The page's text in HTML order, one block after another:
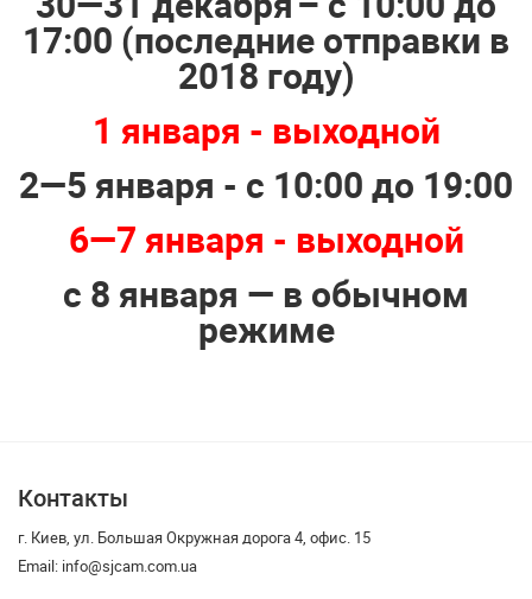
17:00 (последние отправки в
2018 году)
1 января - выходной
2—5 января - с 10:00 до 19:00
6—7 января - выходной
с 8 января — в обычном
режиме
Контакты
г. Киев, ул. Большая Окружная дорога 4, офис. 15
Email: info@sjcam.com.ua